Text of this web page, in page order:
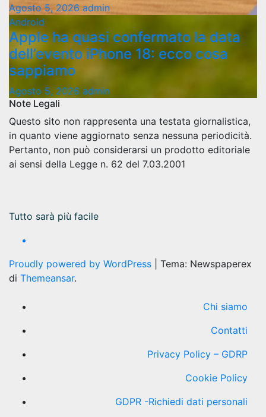
Agosto 5, 2026 admin
Android
Apple ha quasi confermato la data
dell’evento iPhone 18: ecco cosa
sappiamo
Agosto 5, 2026 admin
Note Legali
Questo sito non rappresenta una testata giornalistica,
in quanto viene aggiornato senza nessuna periodicità.
Pertanto, non può considerarsi un prodotto editoriale
ai sensi della Legge n. 62 del 7.03.2001
Tutto sarà più facile
Proudly powered by WordPress
Tema: Newspaperex
di Themeansar.
Chi siamo
Contatti
Privacy Policy – GDRP
Cookie Policy
GDPR -Richiedi dati personali